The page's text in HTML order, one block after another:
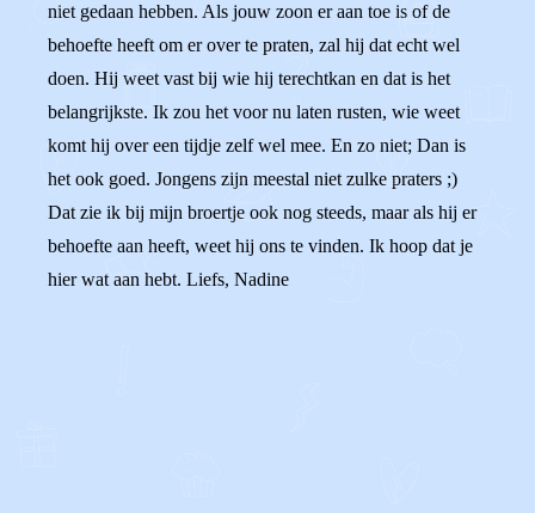
niet gedaan hebben. Als jouw zoon er aan toe is of de
behoefte heeft om er over te praten, zal hij dat echt wel
doen. Hij weet vast bij wie hij terechtkan en dat is het
belangrijkste. Ik zou het voor nu laten rusten, wie weet
komt hij over een tijdje zelf wel mee. En zo niet; Dan is
het ook goed. Jongens zijn meestal niet zulke praters ;)
Dat zie ik bij mijn broertje ook nog steeds, maar als hij er
behoefte aan heeft, weet hij ons te vinden. Ik hoop dat je
hier wat aan hebt. Liefs, Nadine